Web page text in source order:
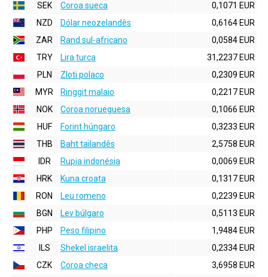
SEK
Coroa sueca
0,1071 EUR
NZD
Dólar neozelandês
0,6164 EUR
ZAR
Rand sul-africano
0,0584 EUR
TRY
Lira turca
31,2237 EUR
PLN
Zloti polaco
0,2309 EUR
MYR
Ringgit malaio
0,2217 EUR
NOK
Coroa norueguesa
0,1066 EUR
HUF
Forint húngaro
0,3233 EUR
THB
Baht tailandês
2,5758 EUR
IDR
Rupia indonésia
0,0069 EUR
HRK
Kuna croata
0,1317 EUR
RON
Leu romeno
0,2239 EUR
BGN
Lev búlgaro
0,5113 EUR
PHP
Peso filipino
1,9484 EUR
ILS
Shekel israelita
0,2334 EUR
CZK
Coroa checa
3,6958 EUR